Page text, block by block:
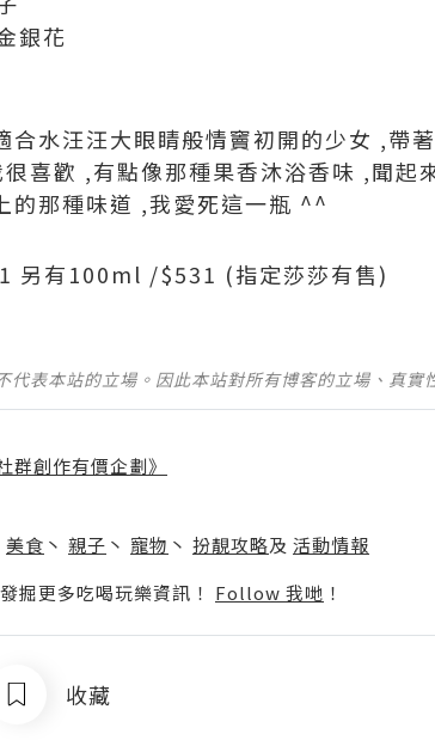
銀花
合水汪汪大眼睛般情竇初開的少女 ,帶
喜歡 ,有點像那種果香沐浴香味 ,聞起
的那種味道 ,我愛死這一瓶 ^^
另有100ml /$531 (指定莎莎有售)
代表本站的立場。因此本站對所有博客的立場、真實
群創作有價企劃》
美食 丶 親子 丶 寵物 丶 扮靚攻略及 活動情報
更多吃喝玩樂資訊！ Follow 我哋 ！
收藏